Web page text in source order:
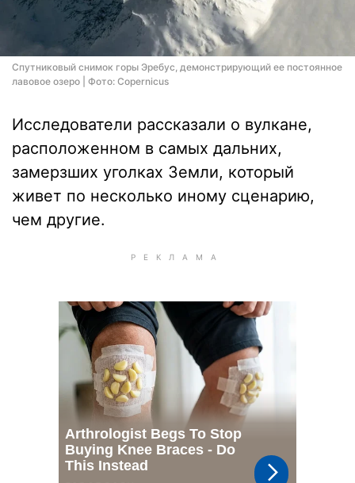
Спутниковый снимок горы Эребус, демонстрирующий ее постоянное
лавовое озеро | Фото: Copernicus
Исследователи рассказали о вулкане,
расположенном в самых дальних,
замерзших уголках Земли, который
живет по несколько иному сценарию,
чем другие.